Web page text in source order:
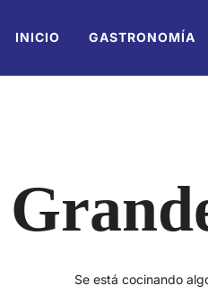
INICIO GASTRONOMÍA
Se está cocinando